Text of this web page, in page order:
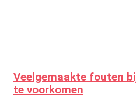
Veelgemaakte fouten
te voorkomen